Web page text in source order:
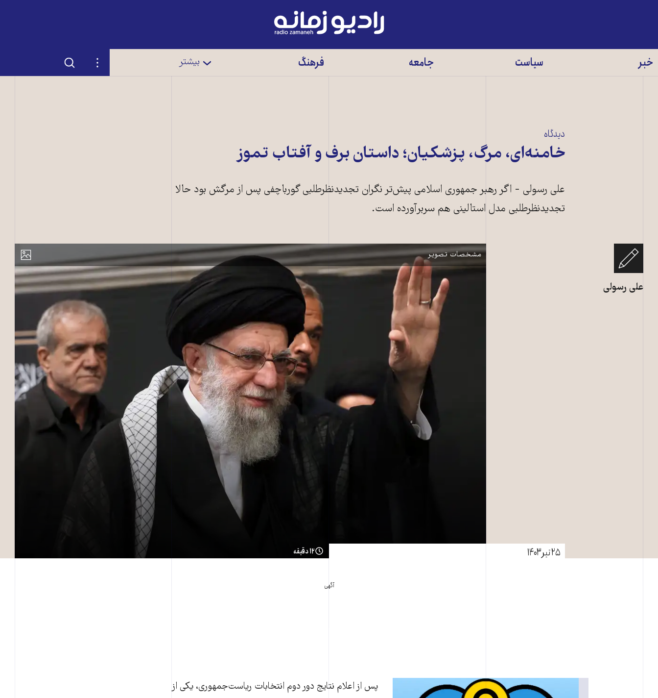
رادیو
زمانه
خبر سیاست جامعه فرهنگ بیشتر تنظیمات جستجو
دیدگاه
خامنه‌ای، مرگ، پزشکیان؛ داستان برف و آفتاب تموز
علی رسولی - اگر رهبر جمهوری اسلامی پیش‌تر نگران تجدید‌نظرطلبی گورباچفی پس از مرگش بود حالا
تجدیدنظرطلبی مدل استالینی هم سربرآورده است.
علی رسولی
نمایش
مشخصات تصویر
۲۵ تیر ۱۴۰۳ ۱۲ دقیقه
آگهی
پس از اعلام نتایج دور دوم انتخابات ریاست‌جمهوری، یکی از